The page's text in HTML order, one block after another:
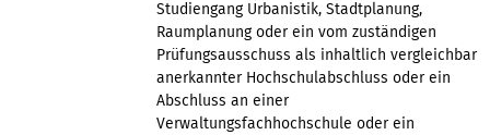
Studiengang Urbanistik, Stadtplanung,
Raumplanung oder ein vom zuständigen
Prüfungsausschuss als inhaltlich vergleichbar
anerkannter Hochschulabschluss oder ein
Abschluss an einer
Verwaltungsfachhochschule oder ein